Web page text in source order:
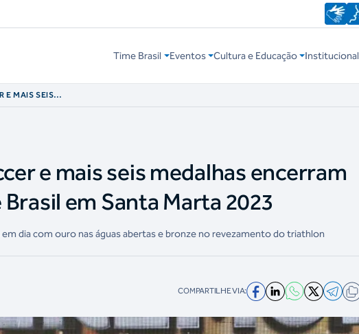
Time Brasil Eventos Cultura e Educação Institucional
E MAIS SEIS
e mais seis medalhas encerram
em Santa Marta 2023
dia com ouro nas águas abertas e bronze no revezamento do triathlon
COMPARTILHE VIA: